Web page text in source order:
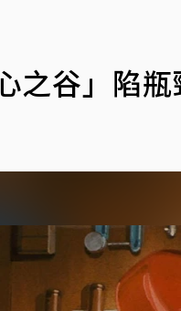
之谷」陷瓶